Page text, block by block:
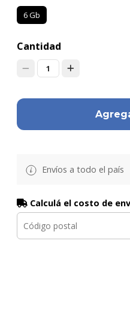
6 Gb
Cantidad
1
Envíos a todo el país
Calculá el costo de